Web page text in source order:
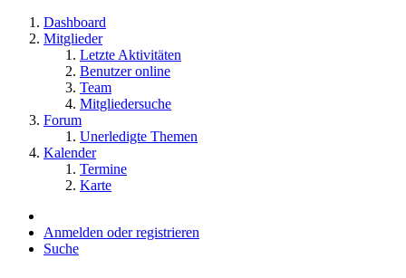
Dashboard
Mitglieder
Letzte Aktivitäten
Benutzer online
Team
Mitgliedersuche
Forum
Unerledigte Themen
Kalender
Termine
Karte
Anmelden oder registrieren
Suche